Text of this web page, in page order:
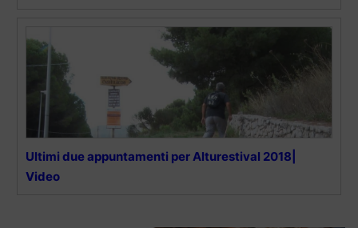
Ultimi due appuntamenti per Alturestival 2018|
Video